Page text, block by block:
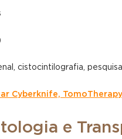
cistocintilografia,
Cyberknife,
e